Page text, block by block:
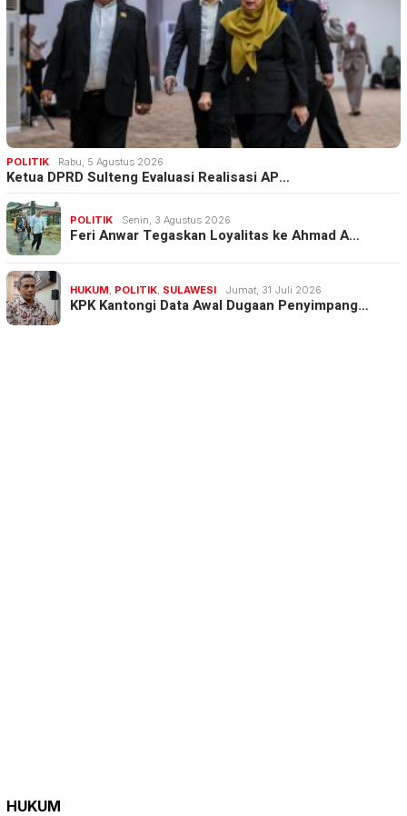
POLITIK Rabu, 5 Agustus 2026
Ketua DPRD Sulteng Evaluasi Realisasi AP…
POLITIK Senin, 3 Agustus 2026
Feri Anwar Tegaskan Loyalitas ke Ahmad A…
HUKUM, POLITIK, SULAWESI Jumat, 31 Juli 2026
KPK Kantongi Data Awal Dugaan Penyimpang…
HUKUM